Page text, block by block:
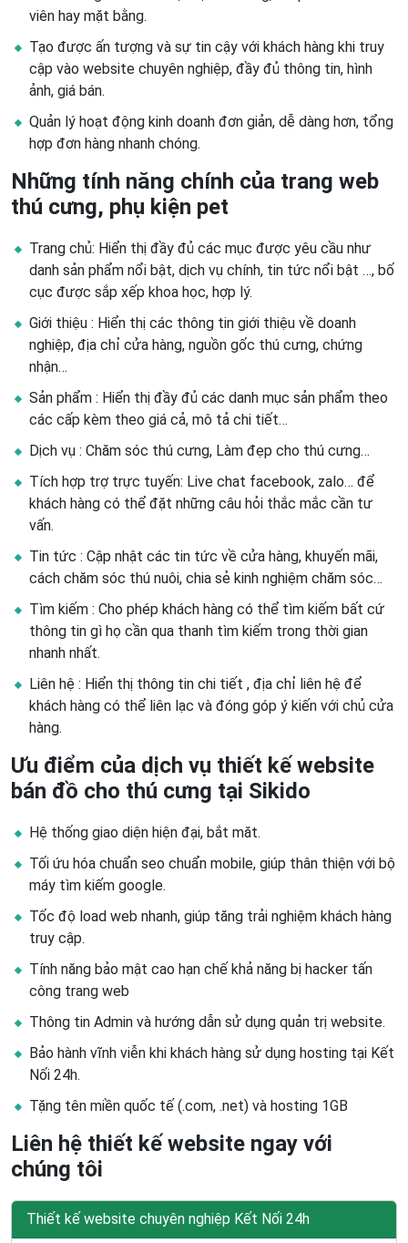
viên hay mặt bằng.
Tạo được ấn tượng và sự tin cậy với khách hàng khi truy
cập vào website chuyên nghiệp, đầy đủ thông tin, hình
ảnh, giá bán.
Quản lý hoạt động kinh doanh đơn giản, dễ dàng hơn, tổng
hợp đơn hàng nhanh chóng.
Những tính năng chính của trang web
thú cưng, phụ kiện pet
Trang chủ: Hiển thị đầy đủ các mục được yêu cầu như
danh sản phẩm nổi bật, dịch vụ chính, tin tức nổi bật …, bố
cục được sắp xếp khoa học, hợp lý.
Giới thiệu : Hiển thị các thông tin giới thiệu về doanh
nghiệp, địa chỉ cửa hàng, nguồn gốc thú cưng, chứng
nhận…
Sản phẩm : Hiển thị đầy đủ các danh mục sản phẩm theo
các cấp kèm theo giá cả, mô tả chi tiết…
Dịch vụ : Chăm sóc thú cưng, Làm đẹp cho thú cưng…
Tích hợp trợ trực tuyến: Live chat facebook, zalo… để
khách hàng có thể đặt những câu hỏi thắc mắc cần tư
vấn.
Tin tức : Cập nhật các tin tức về cửa hàng, khuyến mãi,
cách chăm sóc thú nuôi, chia sẻ kinh nghiệm chăm sóc…
Tìm kiếm : Cho phép khách hàng có thể tìm kiếm bất cứ
thông tin gì họ cần qua thanh tìm kiếm trong thời gian
nhanh nhất.
Liên hệ : Hiển thị thông tin chi tiết , địa chỉ liên hệ để
khách hàng có thể liên lạc và đóng góp ý kiến với chủ cửa
hàng.
Ưu điểm của dịch vụ thiết kế website
bán đồ cho thú cưng tại Sikido
Hệ thống giao diện hiện đại, bắt măt.
Tối ứu hóa chuẩn seo chuẩn mobile, giúp thân thiện với bộ
máy tìm kiếm google.
Tốc độ load web nhanh, giúp tăng trải nghiệm khách hàng
truy cập.
Tính năng bảo mật cao hạn chế khả năng bị hacker tấn
công trang web
Thông tin Admin và hướng dẫn sử dụng quản trị website.
Bảo hành vĩnh viễn khi khách hàng sử dụng hosting tại Kết
Nối 24h.
Tặng tên miền quốc tế (.com, .net) và hosting 1GB
Liên hệ thiết kế website ngay với
chúng tôi
Thiết kế website chuyên nghiệp Kết Nối 24h